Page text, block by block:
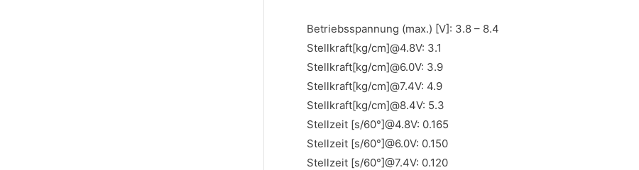
Betriebsspannung (max.) [V]: 3.8 – 8.4
Stellkraft[kg/cm]@4.8V: 3.1
Stellkraft[kg/cm]@6.0V: 3.9
Stellkraft[kg/cm]@7.4V: 4.9
Stellkraft[kg/cm]@8.4V: 5.3
Stellzeit [s/60°]@4.8V: 0.165
Stellzeit [s/60°]@6.0V: 0.150
Stellzeit [s/60°]@7.4V: 0.120